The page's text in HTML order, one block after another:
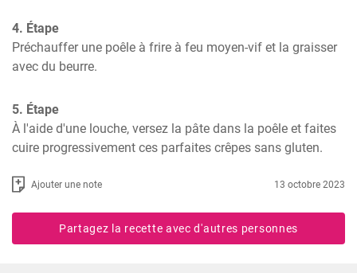
4. Étape
Préchauffer une poêle à frire à feu moyen-vif et la graisser
avec du beurre.
5. Étape
À l'aide d'une louche, versez la pâte dans la poêle et faites
cuire progressivement ces parfaites crêpes sans gluten.
Ajouter une note 13 octobre 2023
Partagez la recette avec d'autres personnes